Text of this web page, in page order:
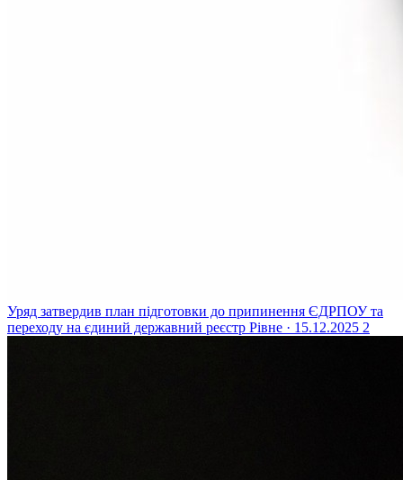
Уряд затвердив план підготовки до припинення ЄДРПОУ та
переходу на єдиний державний реєстр Рівне · 15.12.2025 2